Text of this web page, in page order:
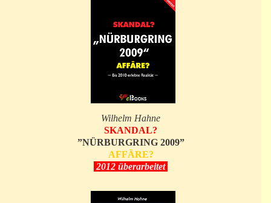
Wilhelm Hahne
SKANDAL?
”NÜRBURGRING 2009”
AFFÄRE?
2012 überarbeitet